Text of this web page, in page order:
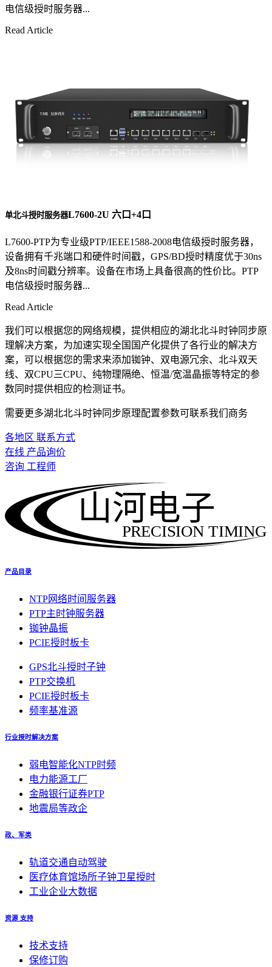
电信级授时服务器...
Read Article
单北斗授时服务器L7600-2U 六口+4口
L7600-PTP为专业级PTP/IEEE1588-2008电信级授时服务器，
设备拥有千兆端口和硬件时间戳，GPS/BD授时精度优于30ns
及8ns时间戳分辨率。设备在市场上具备很高的性价比。PTP
电信级授时服务器...
Read Article
我们可以根据您的网络规模，提供相应的湖北北斗时钟同步原
理解决方案，为加速实现全国国产化提供了各行业的解决方
案，可以根据您的需求来添加铷钟、双电源冗余、北斗双天
线、双CPU三CPU、纯物理隔绝、恒温/宽温晶振等特定的参
数同时提供相应的检测证书。
需要更多湖北北斗时钟同步原理配置参数可联系我们商务
各地区 联系方式
在线 产品询价
咨询 工程师
PRECISION TIMING
山河电子
产品目录
NTP网络时间服务器
PTP主时钟服务器
铷钟晶振
PCIE授时板卡
GPS北斗授时子钟
PTP交换机
PCIE授时板卡
频率基准源
行业授时解决方案
弱电智能化NTP时频
电力能源工厂
金融银行证券PTP
地震局等政企
政、军类
轨道交通自动驾驶
医疗体育馆场所子钟卫星授时
工业企业大数据
资源 支持
技术支持
保修订购